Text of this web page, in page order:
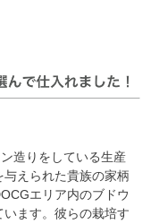
造りをしている生産
えられた貴族の家柄
エリア内のブドウ
ます。彼らの栽培す